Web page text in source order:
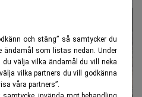
och stäng” så samtycker du
ändamål som listas nedan. Under
du välja vilka ändamål du vill neka
vilka partners du vill godkänna
våra partners”.